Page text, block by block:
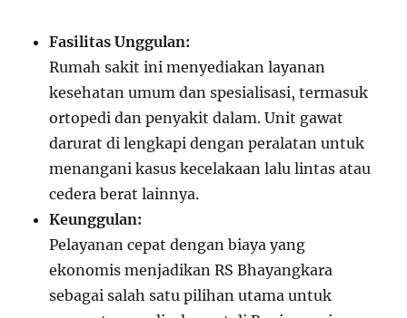
Fasilitas Unggulan:
Rumah sakit ini menyediakan layanan
kesehatan umum dan spesialisasi, termasuk
ortopedi dan penyakit dalam. Unit gawat
darurat di lengkapi dengan peralatan untuk
menangani kasus kecelakaan lalu lintas atau
cedera berat lainnya.
Keunggulan:
Pelayanan cepat dengan biaya yang
ekonomis menjadikan RS Bhayangkara
sebagai salah satu pilihan utama untuk